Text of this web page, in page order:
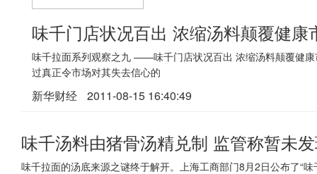
味千门店状况百出 浓缩汤料颠覆健康
味千拉面系列观察之九 ——味千门店状况百出 浓缩汤料颠覆健
过真正令市场对其失去信心的
新华财经 2011-08-15 16:40:49
味千汤料由猪骨汤精兑制 监管称暂未
味千拉面的汤底来源之谜终于解开。上海工商部门8月2日公布了